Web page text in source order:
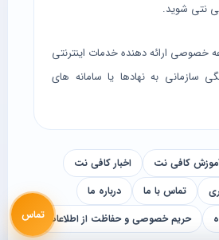
تماس
نتی شوید.
خصوصی ارائه دهنده خدمات اینترنتی
سازمانی به نهادها یا سامانه های
کافی نت
اخبار کافی نت
تماس با ما
درباره ما
حریم خصوصی و حفاظت از اطلاعات